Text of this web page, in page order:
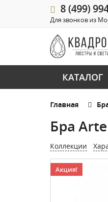
8 (499)
Для звонков из
КАТАЛОГ
Главная
Бра
Коллекции
Акция!